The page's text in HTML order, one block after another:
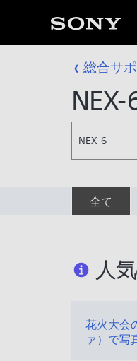
総合サ
NEX-
NEX-6
全て
人
花火大会
ァ）で写